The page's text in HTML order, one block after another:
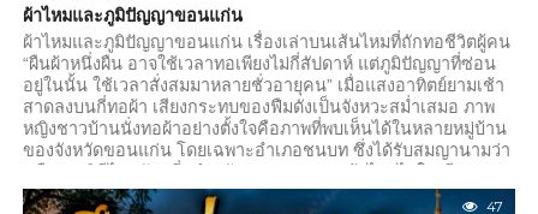
ผ้าไหมและภูมิปัญญาขอนแก่น
ผ้าไหมและภูมิปัญญาขอนแก่น เรื่องเล่าบนเส้นไหมที่ถักทอชีวิตผู้คน
“ผืนผ้าหนึ่งผืน อาจใช้เวลาทอเพียงไม่กี่สัปดาห์ แต่ภูมิปัญญาที่ซ่อน
อยู่ในนั้น ใช้เวลาสั่งสมมาหลายชั่วอายุคน” เมื่อแสงอาทิตย์ยามเช้า
สาดลงบนกี่ทอผ้า เสียงกระทบของฟืมดังเป็นจังหวะสม่ำเสมอ ภาพ
หญิงชาวบ้านนั่งทอผ้าอย่างตั้งใจคือภาพที่พบเห็นได้ในหลายหมู่บ้าน
ของจังหวัดขอนแก่น โดยเฉพาะอำเภอชนบท ซึ่งได้รับสมญานามว่า
เครื่องนุ่งห่ม หากแต่เป็นภาษาที่บอกเล่าประวัติศาสตร์ ความเชื่อ
47